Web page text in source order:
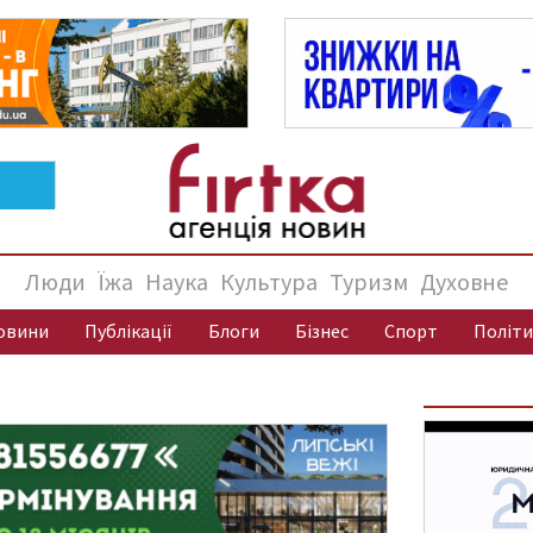
Люди Їжа Наука Культура Туризм Духовне
Публікації Блоги Бізнес Спорт